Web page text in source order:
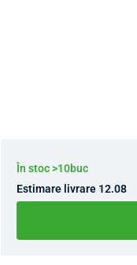
În stoc >10buc
Estimare livrare 12.08